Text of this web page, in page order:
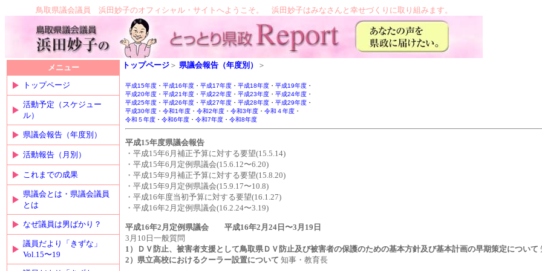
鳥取県議会議員 浜田妙子のオフィシャル・サイトへようこそ。 浜田妙子はみなさんと幸せづくりに取り組みます。
メニュー
トップページ
活動予定（スケジュー
ル）
県議会報告（年度別）
活動報告（月別）
これまでの成果
県議会とは・県議会議員
とは
なぜ議員は男ばかり？
議員だより「きずな」
Vol.15〜19
トップページ ＞ 県議会報告（年度別） ＞
平成15年度 ・ 平成16年度 ・ 平成17年度 ・ 平成18年度 ・ 平成19年度 ・
平成20年度 ・ 平成21年度 ・ 平成22年度 ・ 平成23年度 ・ 平成24年度 ・
平成25年度 ・ 平成26年度 ・ 平成27年度 ・ 平成28年度 ・ 平成29年度 ・
平成30年度 ・ 令和1年度 ・ 令和2年度 ・ 令和3年度 ・ 令和４年度 ・
令和５年度 ・ 令和6年度 ・ 令和7年度 ・ 令和8年度
平成15年度県議会報告
・平成15年6月補正予算に対する要望(15.5.14)
・平成15年6月定例県議会(15.6.12〜6.20)
・平成15年9月補正予算に対する要望(15.8.20)
・平成15年9月定例県議会(15.9.17〜10.8)
・平成16年度当初予算に対する要望(16.1.27)
・平成16年2月定例県議会(16.2.24〜3.19)
平成16年2月定例県議会 平成16年2月24日〜3月19日
3月10日一般質問
1）ＤＶ防止、被害者支援として鳥取県ＤＶ防止及び被害者の保護のための基本方針及び基本計画の早期策定について
2）県立高校におけるクーラー設置について 知事・教育長